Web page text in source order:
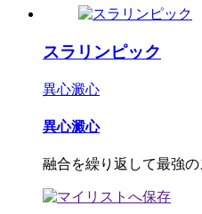
スラリンピック
異心澱心
異心澱心
融合を繰り返して最強